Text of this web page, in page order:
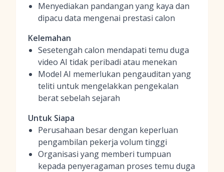
Menyediakan pandangan yang kaya dan
dipacu data mengenai prestasi calon
Kelemahan
Sesetengah calon mendapati temu duga
video AI tidak peribadi atau menekan
Model AI memerlukan pengauditan yang
teliti untuk mengelakkan pengekalan
berat sebelah sejarah
Untuk Siapa
Perusahaan besar dengan keperluan
pengambilan pekerja volum tinggi
Organisasi yang memberi tumpuan
kepada penyeragaman proses temu duga